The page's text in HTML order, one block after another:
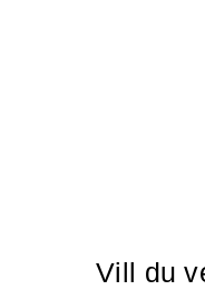
Vill du